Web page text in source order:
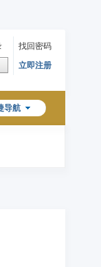
找回密码
立即注册
导航